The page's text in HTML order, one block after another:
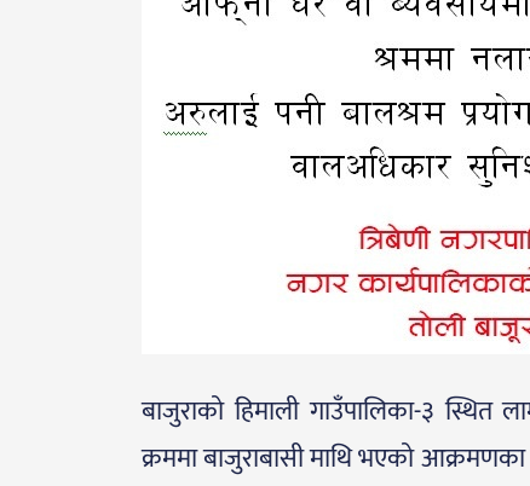
बाजुराको हिमाली गाउँपालिका-३ स्थित
क्रममा बाजुराबासी माथि भएको आक्रमणका